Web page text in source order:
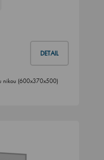
DETAIL
nikou (600x370x500)